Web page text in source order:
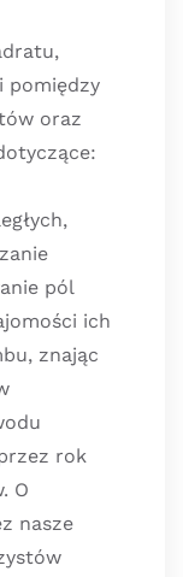
pomiędzy
oraz
pól
ich
znając
rok
O
nasze